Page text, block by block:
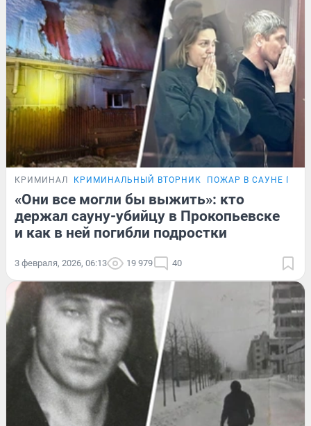
КРИМИНАЛ КРИМИНАЛЬНЫЙ ВТОРНИК ПОЖАР В САУНЕ
«Они все могли бы выжить»: кто
держал сауну-убийцу в Прокопьевске
и как в ней погибли подростки
3 февраля, 2026, 06:13 19 979 40